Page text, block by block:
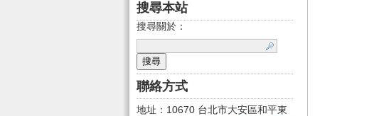
搜尋本站
搜尋關於：
聯絡方式
地址：10670 台北市大安區和平東